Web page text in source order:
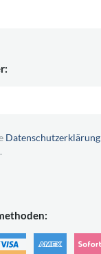
Datenschutzerklärung